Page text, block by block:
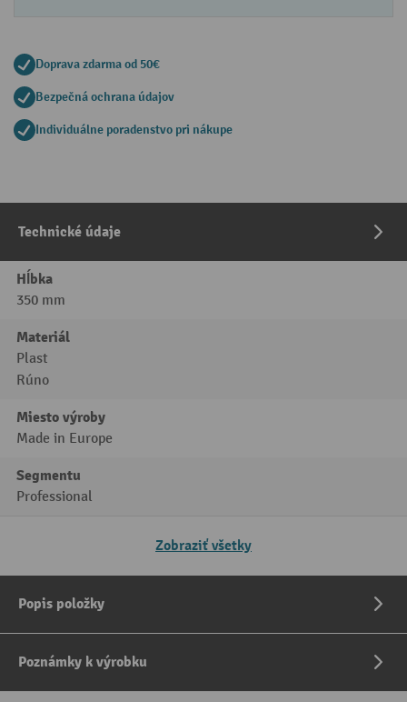
Doprava zdarma od 50€
Bezpečná ochrana údajov
Individuálne poradenstvo pri nákupe
Technické údaje
Hĺbka
350 mm
Materiál
Plast
Rúno
Miesto výroby
Made in Europe
Segmentu
Professional
Zobraziť všetky
Popis položky
Poznámky k výrobku